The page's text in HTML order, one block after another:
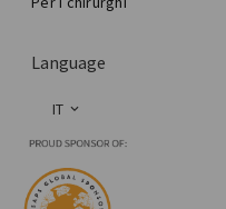
Language
IT